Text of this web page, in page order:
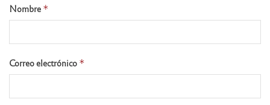
Nombre *
Correo electrónico *